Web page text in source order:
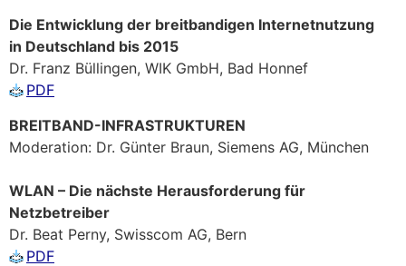
Die Entwicklung der breitbandigen Internetnutzung
in Deutschland bis 2015
Dr. Franz Büllingen, WIK GmbH, Bad Honnef
PDF
BREITBAND-INFRASTRUKTUREN
Moderation: Dr. Günter Braun, Siemens AG, München
WLAN – Die nächste Herausforderung für
Netzbetreiber
Dr. Beat Perny, Swisscom AG, Bern
PDF